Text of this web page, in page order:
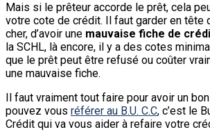
Mais si le prêteur accorde le prêt, cela
votre cote de crédit. Il faut garder en tête
cher, d’avoir une mauvaise fiche de
la SCHL, là encore, il y a des cotes
que le prêt peut être refusé ou coûter
une mauvaise fiche.
Il faut vraiment tout faire pour avoir un
pouvez vous référer au B.U. C.C, c’est le
Crédit qui va vous aider à refaire votre